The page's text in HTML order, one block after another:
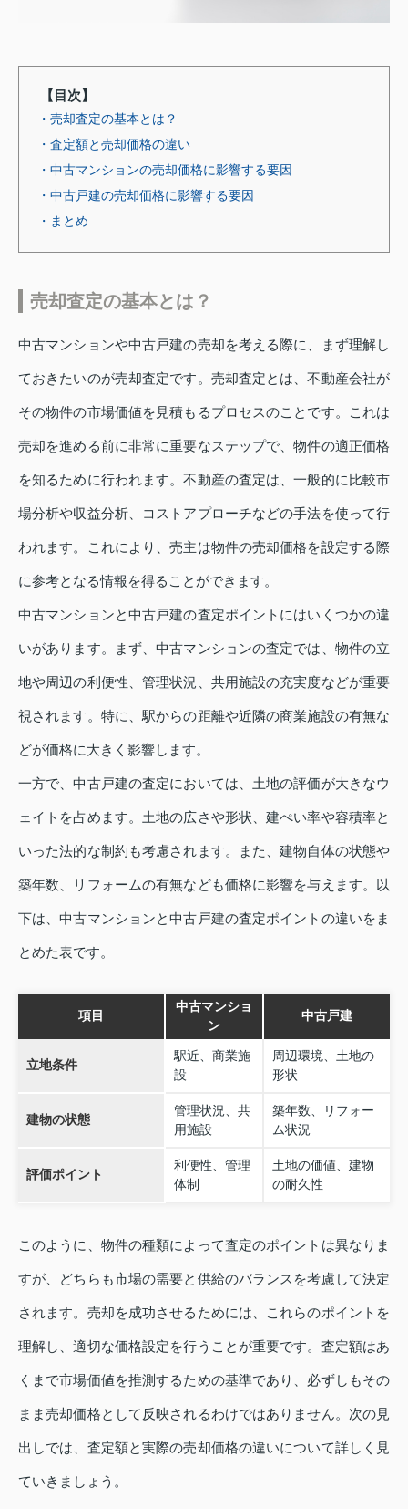
【目次】
・売却査定の基本とは？
・査定額と売却価格の違い
・中古マンションの売却価格に影響する要因
・中古戸建の売却価格に影響する要因
・まとめ
売却査定の基本とは？
中古マンションや中古戸建の売却を考える際に、まず理解し
ておきたいのが売却査定です。売却査定とは、不動産会社が
その物件の市場価値を見積もるプロセスのことです。これは
売却を進める前に非常に重要なステップで、物件の適正価格
を知るために行われます。不動産の査定は、一般的に比較市
場分析や収益分析、コストアプローチなどの手法を使って行
われます。これにより、売主は物件の売却価格を設定する際
に参考となる情報を得ることができます。
中古マンションと中古戸建の査定ポイントにはいくつかの違
いがあります。まず、中古マンションの査定では、物件の立
地や周辺の利便性、管理状況、共用施設の充実度などが重要
視されます。特に、駅からの距離や近隣の商業施設の有無な
どが価格に大きく影響します。
一方で、中古戸建の査定においては、土地の評価が大きなウ
ェイトを占めます。土地の広さや形状、建ぺい率や容積率と
いった法的な制約も考慮されます。また、建物自体の状態や
築年数、リフォームの有無なども価格に影響を与えます。以
下は、中古マンションと中古戸建の査定ポイントの違いをま
とめた表です。
項目
中古マンショ
ン
中古戸建
立地条件
駅近、商業施
設
周辺環境、土地の
形状
建物の状態
管理状況、共
用施設
築年数、リフォー
ム状況
評価ポイント
利便性、管理
体制
土地の価値、建物
の耐久性
このように、物件の種類によって査定のポイントは異なりま
すが、どちらも市場の需要と供給のバランスを考慮して決定
されます。売却を成功させるためには、これらのポイントを
理解し、適切な価格設定を行うことが重要です。査定額はあ
くまで市場価値を推測するための基準であり、必ずしもその
まま売却価格として反映されるわけではありません。次の見
出しでは、査定額と実際の売却価格の違いについて詳しく見
ていきましょう。